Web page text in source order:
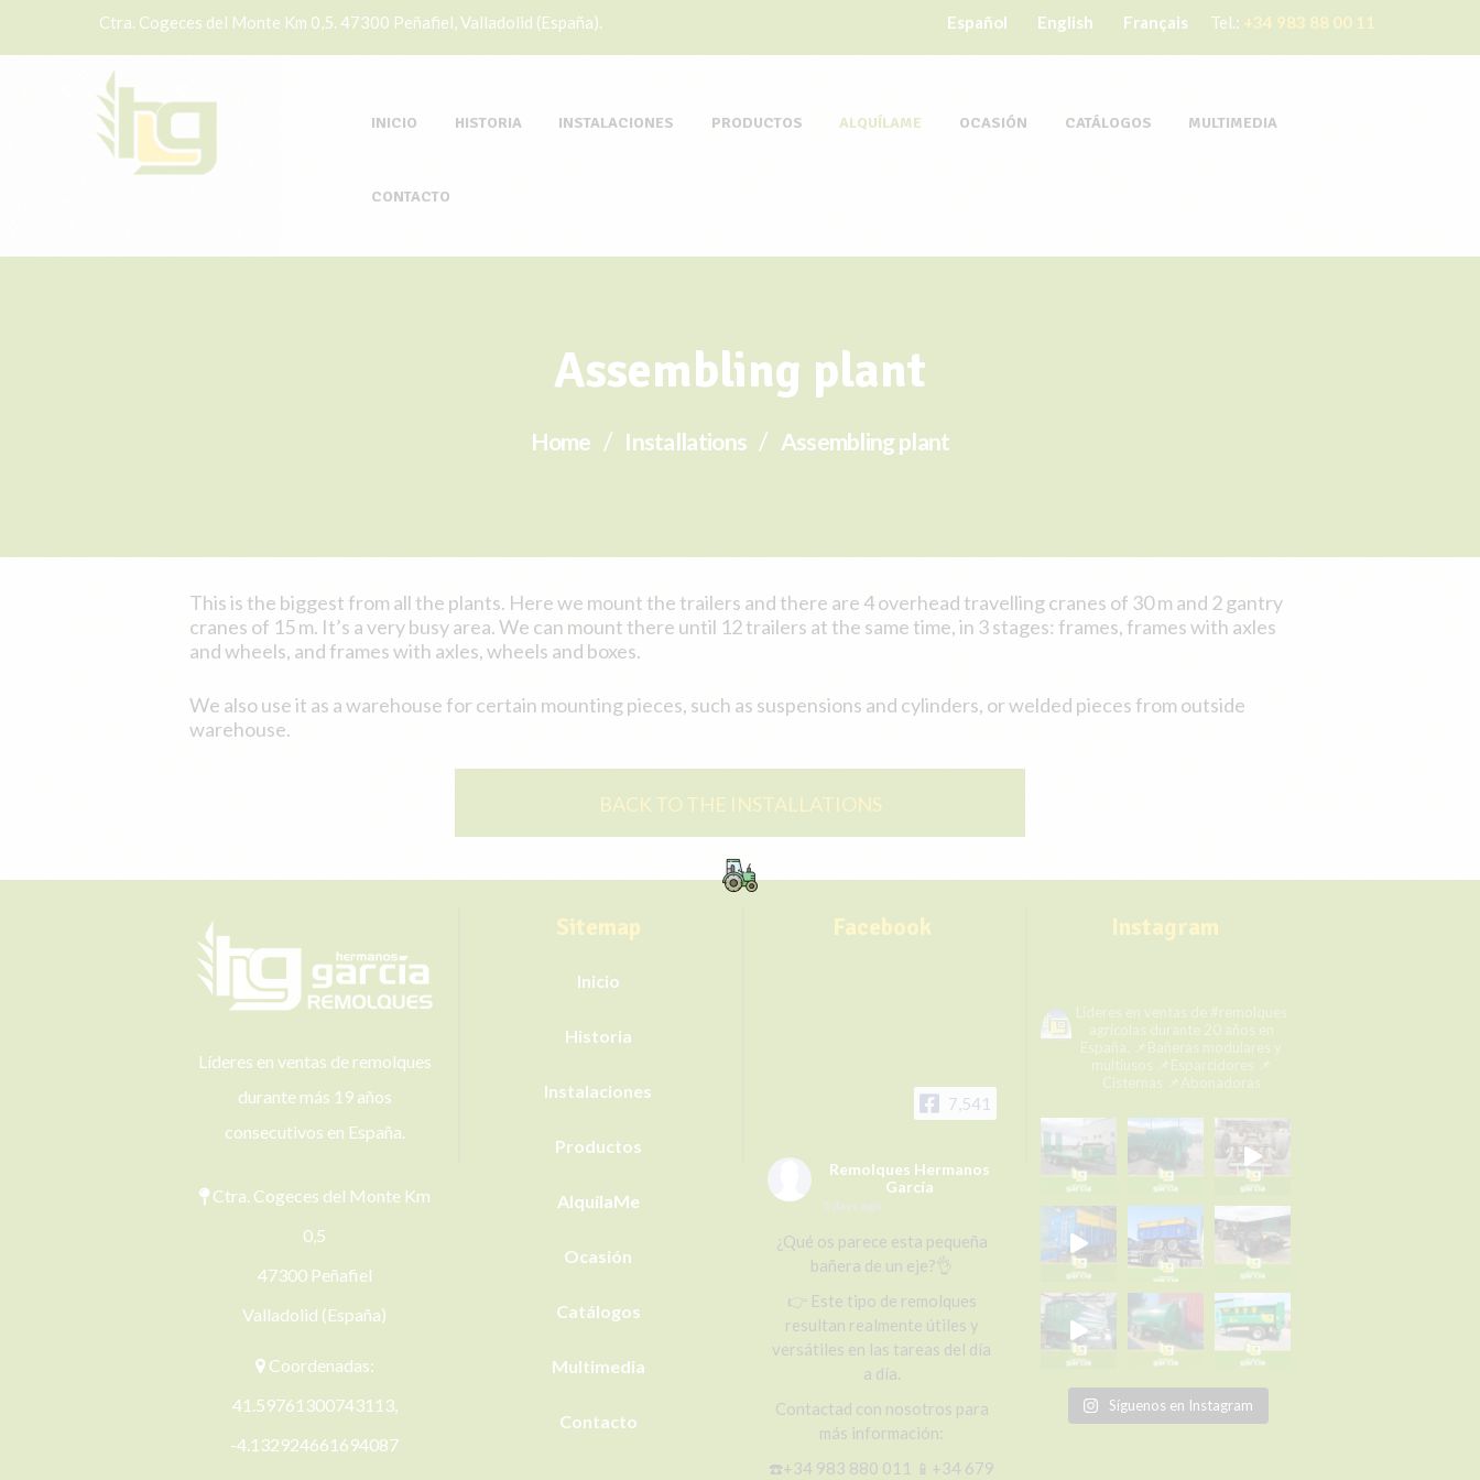
Ctra. Cogeces del Monte Km 0,5. 47300 Peñafiel, Valladolid (España). Tel.: +34 983 88 00 11
Español English Français
INICIO HISTORIA INSTALACIONES PRODUCTOS ALQUÍLAME OCASIÓN CATÁLOGOS MULTIMEDIA
CONTACTO
Assembling plant
Home Installations Assembling plant
This is the biggest from all the plants. Here we mount the trailers and there are 4 overhead travelling cranes of 30 m and 2 gantry
cranes of 15 m. It’s a very busy area. We can mount there until 12 trailers at the same time, in 3 stages: frames, frames with axles
and wheels, and frames with axles, wheels and boxes.
We also use it as a warehouse for certain mounting pieces, such as suspensions and cylinders, or welded pieces from outside
warehouse.
BACK TO THE INSTALLATIONS
Líderes en ventas de remolques
durante más 19 años
consecutivos en España.
Ctra. Cogeces del Monte Km
0,5
47300 Peñafiel
Valladolid (España)
Coordenadas:
41.59761300743113,
-4.132924661694087
Sitemap
Inicio
Historia
Instalaciones
Productos
AlquílaMe
Ocasión
Catálogos
Multimedia
Contacto
Facebook
7,541
Remolques Hermanos
García
5 days ago
¿Qué os parece esta pequeña
bañera de un eje?👌
👉 Este tipo de remolques
resultan realmente útiles y
versátiles en las tareas del día
a día.
Contactad con nosotros para
más información:
☎️+34 983 880 011 📱+34 679
Instagram
Líderes en ventas de #remolques
agrícolas durante 20 años en
España.
📌Bañeras modulares y
multiusos 📌Esparcidores 📌
Cisternas 📌Abonadoras
Síguenos en Instagram